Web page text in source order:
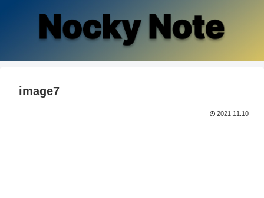
image7
2021.11.10